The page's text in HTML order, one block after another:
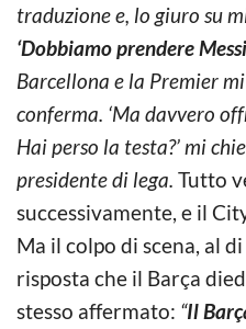
traduzione e, lo giuro su
‘Dobbiamo prendere
Barcellona e la Premier
conferma. ‘Ma davvero
Hai perso la testa?’ mi
presidente di lega. Tutto
successivamente, e il
Ma il colpo di scena, al
risposta che il Barça
stesso affermato: “Il